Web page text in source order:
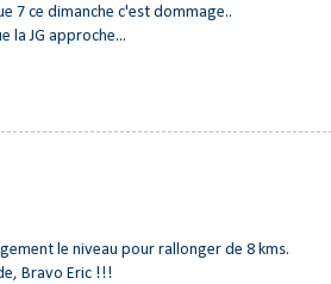
7 ce dimanche c'est dommage..
la JG approche...
le niveau pour rallonger de 8 kms.
Bravo Eric !!!